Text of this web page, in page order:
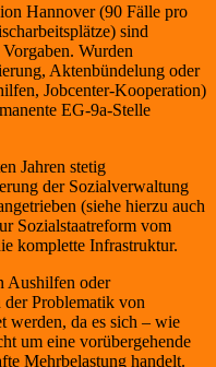
Hannover (90 Fälle pro
sind
Wurden
Aktenbündelung oder
Jobcenter-Kooperation)
EG-9a-Stelle
Jahren stetig
der Sozialverwaltung
(siehe hierzu auch
Sozialstaatreform vom
komplette Infrastruktur.
Aushilfen oder
Problematik von
werden, da es sich – wie
um eine vorübergehende
Mehrbelastung handelt.